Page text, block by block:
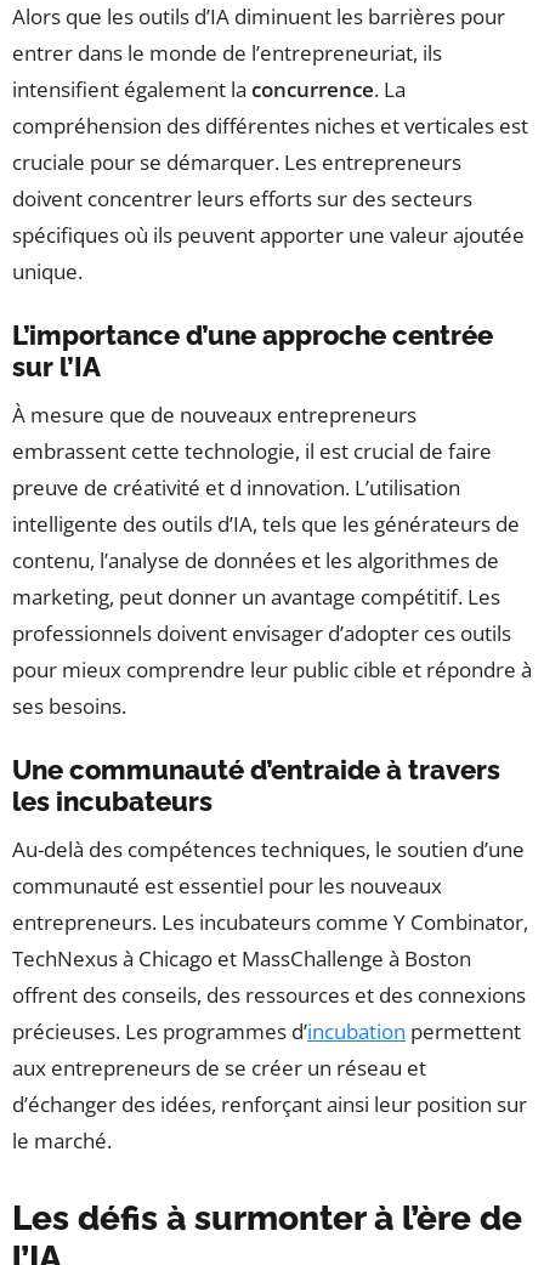
Alors que les outils d’IA diminuent les barrières pour
entrer dans le monde de l’entrepreneuriat, ils
intensifient également la concurrence. La
compréhension des différentes niches et verticales est
cruciale pour se démarquer. Les entrepreneurs
doivent concentrer leurs efforts sur des secteurs
spécifiques où ils peuvent apporter une valeur ajoutée
unique.
L’importance d’une approche centrée
sur l’IA
À mesure que de nouveaux entrepreneurs
embrassent cette technologie, il est crucial de faire
preuve de créativité et d innovation. L’utilisation
intelligente des outils d’IA, tels que les générateurs de
contenu, l’analyse de données et les algorithmes de
marketing, peut donner un avantage compétitif. Les
professionnels doivent envisager d’adopter ces outils
pour mieux comprendre leur public cible et répondre à
ses besoins.
Une communauté d’entraide à travers
les incubateurs
Au-delà des compétences techniques, le soutien d’une
communauté est essentiel pour les nouveaux
entrepreneurs. Les incubateurs comme Y Combinator,
TechNexus à Chicago et MassChallenge à Boston
offrent des conseils, des ressources et des connexions
précieuses. Les programmes d’incubation permettent
aux entrepreneurs de se créer un réseau et
d’échanger des idées, renforçant ainsi leur position sur
le marché.
Les défis à surmonter à l’ère de